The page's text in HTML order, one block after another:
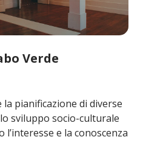
Verde
la pianificazione di diverse
sviluppo socio-culturale
e la conoscenza